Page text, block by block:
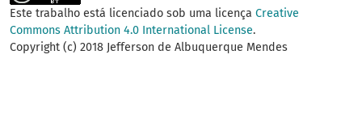
Este trabalho está licenciado sob uma licença Creative
Commons Attribution 4.0 International License.
Copyright (c) 2018 Jefferson de Albuquerque Mendes